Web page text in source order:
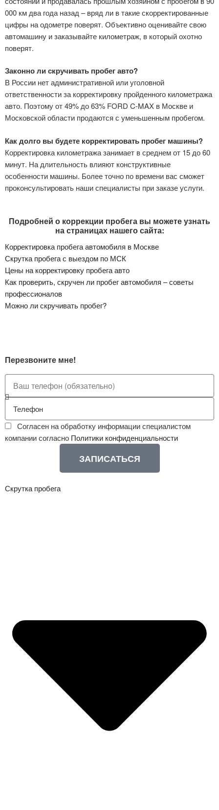
000 км два года назад – вряд ли в такие скорректированные
цифры на одометре поверят. Объективно оценивайте свою
автомашину и заказывайте километраж, в который охотно
поверят.
Законно ли скручивать пробег авто?
В России нет административной или уголовной
ответственности за корректировку пройденного километража
авто. Поэтому от 49% до 63% FORD C-MAX в Москве и
Московской области продаются с уменьшенным пробегом.
Как долго вы будете корректировать пробег машины?
Корректировка километража занимает в среднем от 15 до 60
минут. На длительность влияют конструктивные
особенности машины. Более точно по времени вас сможет
проконсультировать наши специалисты при заказе услуги.
Подробней о коррекции пробега вы можете узнать
на страницах нашего сайта:
Корректировка пробега автомобиля в Москве
Скрутка пробега с выездом по МСК
Цены на корректировку пробега авто
Как проверить, скручен ли пробег автомобиля – советы
профессионалов
Можно ли скручивать пробег?
Перезвоните мне!
Согласен на обработку информации специалистом
компании согласно Политики конфиденциальности
ЗАПИСАТЬСЯ
Скрутка пробега